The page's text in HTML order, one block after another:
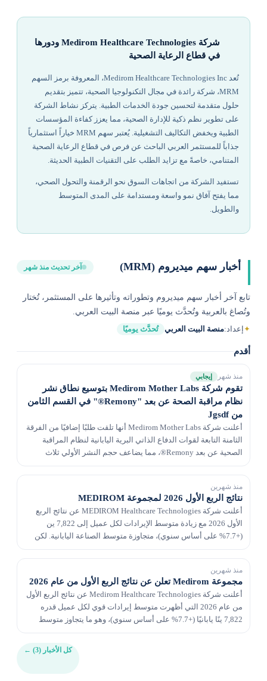
شركة Medirom Healthcare Technologies ودورها
في قطاع الرعاية الصحية
تُعد Medirom Healthcare Technologies Inc، المعروفة برمز السهم
MRM، شركة رائدة في مجال التكنولوجيا الصحية، تتميز بتقديم
حلول متقدمة لتحسين جودة الخدمات الطبية. يتركز نشاط الشركة
على تطوير نظم ذكية للإدارة الصحية، مما يعزز كفاءة المؤسسات
الطبية ويخفض التكاليف التشغيلية. يُعتبر سهم MRM خياراً استثمارياً
جذاباً للمستثمر العربي الباحث عن فرص في قطاع الرعاية الصحية
المتنامي، خاصةً مع تزايد الطلب على التقنيات الطبية الحديثة.
تستفيد الشركة من اتجاهات السوق نحو الرقمنة والتحول الصحي،
مما يفتح آفاق نمو واسعة ومستدامة على المدى المتوسط
والطويل.
أخبار سهم ميديروم (MRM) آخر تحديث منذ شهر
تابع آخر أخبار سهم ميديروم وتطوراته وتأثيرها على المستثمر، تُختار
وتُصاغ بالعربية وتُحدَّث يوميًا عبر منصة البيت العربي.
✦إعداد:منصة البيت العربي تُحدَّث يوميًا
أقدم
منذ شهر إيجابي
تقوم شركة Medirom Mother Labs بتوسيع نطاق نشر
نظام مراقبة الصحة عن بعد "Remony®" في القسم الثامن
من Jgsdf
أعلنت شركة Medirom Mother Labs أنها تلقت طلبًا إضافيًا من الفرقة
الثامنة التابعة لقوات الدفاع الذاتي البرية اليابانية لنظام المراقبة
الصحية عن بعد Remony®، مما يضاعف حجم النشر الأولي ثلاث
منذ شهرين
نتائج الربع الأول 2026 لمجموعة MEDIROM
أعلنت شركة MEDIROM Healthcare Technologies عن نتائج الربع
الأول 2026 مع زيادة متوسط الإيرادات لكل عميل إلى 7,822 ين
(+7.7% على أساس سنوي)، متجاوزة متوسط الصناعة اليابانية. لكن
منذ شهرين
مجموعة Medirom تعلن عن نتائج الربع الأول من عام 2026
أعلنت شركة Medirom Healthcare Technologies عن نتائج الربع الأول
من عام 2026 التي أظهرت متوسط ​​إيرادات قوي لكل عميل قدره
7,822 ينًا يابانيًا (+7.7% على أساس سنوي)، وهو ما يتجاوز متوسط ​​
كل الأخبار (3) ←